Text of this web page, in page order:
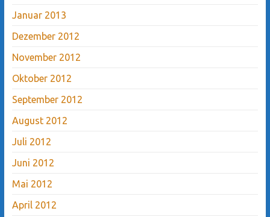
Januar 2013
Dezember 2012
November 2012
Oktober 2012
September 2012
August 2012
Juli 2012
Juni 2012
Mai 2012
April 2012